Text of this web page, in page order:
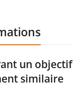
un objectif
similaire